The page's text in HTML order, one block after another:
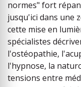
normes" fort
jusqu'ici dans une
cette mise en
spécialistes
l'ostéopathie,
l'hypnose, la
tensions entre